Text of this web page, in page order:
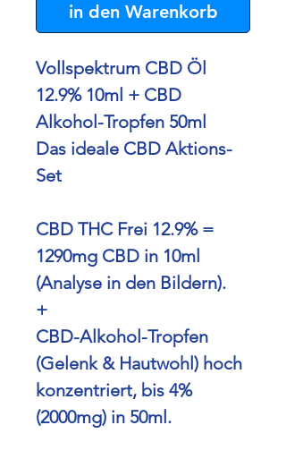
in den Warenkorb
Vollspektrum CBD Öl
12.9% 10ml + CBD
Alkohol-Tropfen 50ml
Das ideale CBD Aktions-
Set
CBD THC Frei 12.9% =
1290mg CBD in 10ml
(Analyse in den Bildern).
+
CBD-Alkohol-Tropfen
(Gelenk & Hautwohl) hoch
konzentriert, bis 4%
(2000mg) in 50ml.